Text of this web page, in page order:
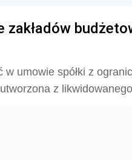
zakładów
umowie spółki z
z